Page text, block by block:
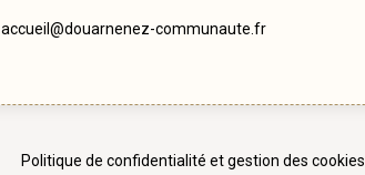
accueil@douarnenez-communaute.fr
Politique de confidentialité et gestion des cookies